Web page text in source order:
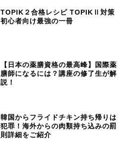
TOPIK２合格レシピ TOPIKⅡ対策
初心者向け最強の一冊
【日本の薬膳資格の最高峰】国際薬
膳師になるには？講座の修了生が解
説！
韓国からフライドチキン持ち帰りは
犯罪！海外からの肉類持ち込みの罰
則詳細をご紹介